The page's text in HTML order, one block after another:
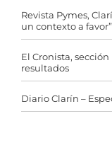
Revista Pymes,
un contexto a favor”
El Cronista,
resultados
Diario Clarín –